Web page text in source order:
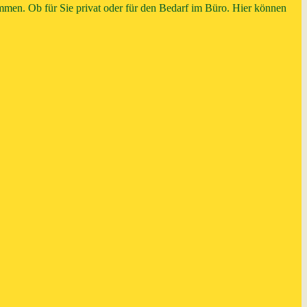
Ob für Sie privat oder für den Bedarf im Büro. Hier können